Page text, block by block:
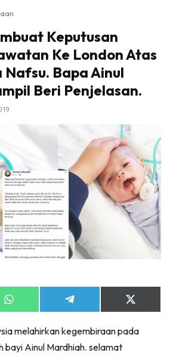
Keputusan
Ke London Atas
Bapa Ainul
Beri Penjelasan.
Share
on
Share
on
Share
on
(Twitter)
melahirkan kegembiraan pada
bayi Ainul Mardhiah. selamat